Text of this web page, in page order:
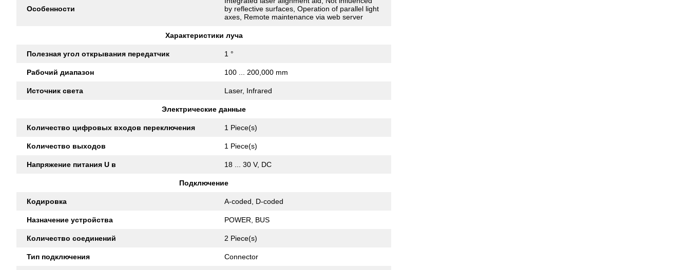
Особенности
by reflective surfaces, Operation of parallel light
axes, Remote maintenance via web server
Характеристики луча
Полезная угол открывания передатчик 1 °
Рабочий диапазон 100 ... 200,000 mm
Источник света Laser, Infrared
Электрические данные
Количество цифровых входов переключения 1 Piece(s)
Количество выходов 1 Piece(s)
Напряжение питания U в 18 ... 30 V, DC
Подключение
Кодировка A-coded, D-coded
Назначение устройства POWER, BUS
Количество соединений 2 Piece(s)
Тип подключения Connector